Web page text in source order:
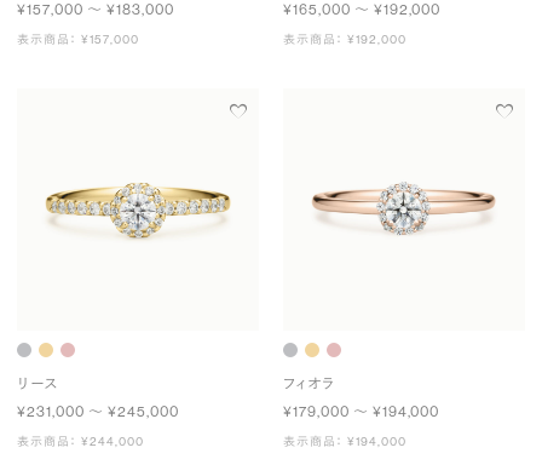
¥157,000 〜 ¥183,000
表示商品： ¥157,000
¥165,000 〜 ¥192,000
表示商品： ¥192,000
リース
¥231,000 〜 ¥245,000
表示商品： ¥244,000
フィオラ
¥179,000 〜 ¥194,000
表示商品： ¥194,000